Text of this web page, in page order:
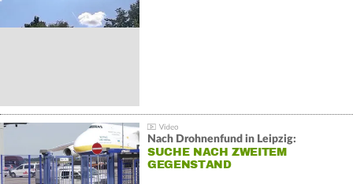
Nach Drohnenfund in Leipzig:
SUCHE NACH ZWEITEM
GEGENSTAND